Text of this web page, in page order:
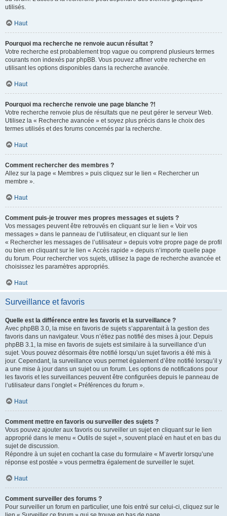
utilisés.
Haut
Pourquoi ma recherche ne renvoie aucun résultat ?
Votre recherche est probablement trop vague ou comprend plusieurs termes
courants non indexés par phpBB. Vous pouvez affiner votre recherche en
utilisant les options disponibles dans la recherche avancée.
Haut
Pourquoi ma recherche renvoie une page blanche ?!
Votre recherche renvoie plus de résultats que ne peut gérer le serveur Web.
Utilisez la « Recherche avancée » et soyez plus précis dans le choix des
termes utilisés et des forums concernés par la recherche.
Haut
Comment rechercher des membres ?
Allez sur la page « Membres » puis cliquez sur le lien « Rechercher un
membre ».
Haut
Comment puis-je trouver mes propres messages et sujets ?
Vos messages peuvent être retrouvés en cliquant sur le lien « Voir vos
messages » dans le panneau de l’utilisateur, en cliquant sur le lien
« Rechercher les messages de l’utilisateur » depuis votre propre page de profil
ou bien en cliquant sur le lien « Accès rapide » depuis n’importe quelle page
du forum. Pour rechercher vos sujets, utilisez la page de recherche avancée et
choisissez les paramètres appropriés.
Haut
Surveillance et favoris
Quelle est la différence entre les favoris et la surveillance ?
Avec phpBB 3.0, la mise en favoris de sujets s’apparentait à la gestion des
favoris dans un navigateur. Vous n’étiez pas notifié des mises à jour. Depuis
phpBB 3.1, la mise en favoris de sujets est similaire à la surveillance d’un
sujet. Vous pouvez désormais être notifié lorsqu’un sujet favoris a été mis à
jour. Cependant, la surveillance vous permet également d’être notifié lorsqu’il y
a une mise à jour dans un sujet ou un forum. Les options de notifications pour
les favoris et les surveillances peuvent être configurées depuis le panneau de
l’utilisateur dans l’onglet « Préférences du forum ».
Haut
Comment mettre en favoris ou surveiller des sujets ?
Vous pouvez ajouter aux favoris ou surveiller un sujet en cliquant sur le lien
approprié dans le menu « Outils de sujet », souvent placé en haut et en bas du
sujet de discussion.
Répondre à un sujet en cochant la case du formulaire « M’avertir lorsqu’une
réponse est postée » vous permettra également de surveiller le sujet.
Haut
Comment surveiller des forums ?
Pour surveiller un forum en particulier, une fois entré sur celui-ci, cliquez sur le